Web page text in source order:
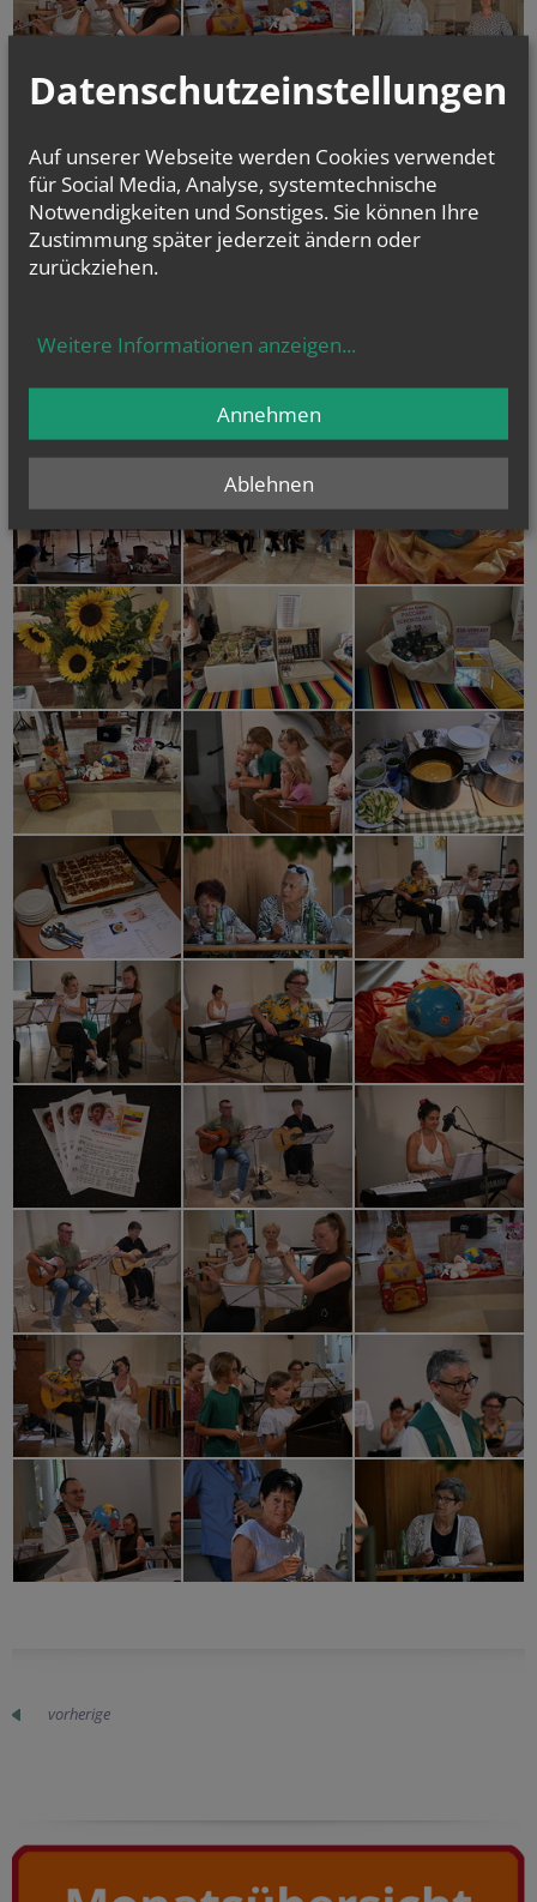
vorherige
Datenschutzeinstellungen
Auf unserer Webseite werden Cookies verwendet
für Social Media, Analyse, systemtechnische
Notwendigkeiten und Sonstiges. Sie können Ihre
Zustimmung später jederzeit ändern oder
zurückziehen.
Weitere Informationen anzeigen...
Ablehnen
Annehmen